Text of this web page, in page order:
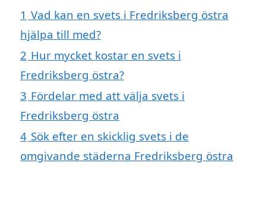
1 Vad kan en svets i Fredriksberg östra
hjälpa till med?
2 Hur mycket kostar en svets i
Fredriksberg östra?
3 Fördelar med att välja svets i
Fredriksberg östra
4 Sök efter en skicklig svets i de
omgivande städerna Fredriksberg östra